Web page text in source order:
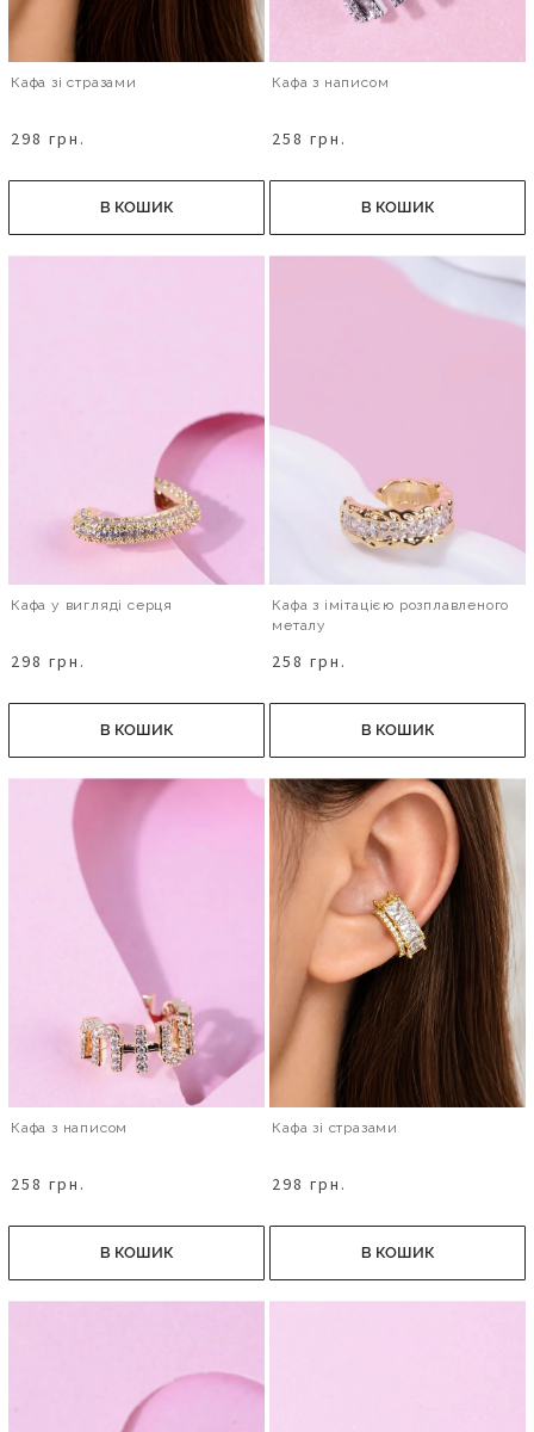
Кафа зі стразами
298 грн.
В КОШИК
Кафа з написом
258 грн.
В КОШИК
Кафа у вигляді серця
298 грн.
В КОШИК
Кафа з імітацією розплавленого
металу
258 грн.
В КОШИК
Кафа з написом
258 грн.
В КОШИК
Кафа зі стразами
298 грн.
В КОШИК